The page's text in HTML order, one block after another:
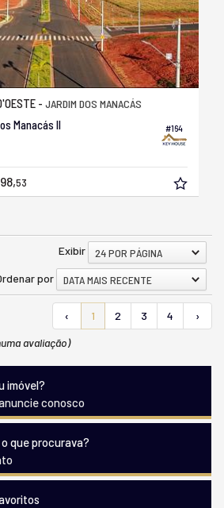
#164
- JARDIM DOS MANACÁS
Manacás II
53
Exibir
24 POR PÁGINA
por
DATA MAIS RECENTE
‹ 1 2 3 4
›
avaliação)
imóvel?
conosco
que procurava?